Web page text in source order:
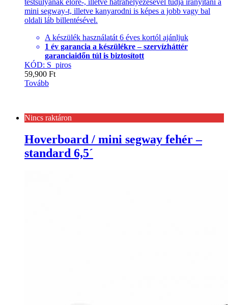
testsúlyának előre-, illetve hátrahelyezésével tudja irányítani a
mini segway-t, illetve kanyarodni is képes a jobb vagy bal
oldali láb billentésével.
A készülék használatát 6 éves kortól ajánljuk
1 év garancia a készülékre – szervízháttér
garanciaidőn túl is biztosított
KÓD: S_piros
59,900 Ft
Tovább
Nincs raktáron
Hoverboard / mini segway fehér –
standard 6,5´